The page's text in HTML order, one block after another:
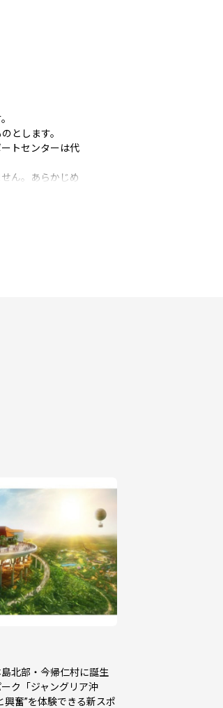
とします。
トセンターは代
ん。あらかじめ
ふるさと
。
に提供します。
北部・今帰仁村に誕生
ク「ジャングリア沖
興奮”を体験できる新スポ